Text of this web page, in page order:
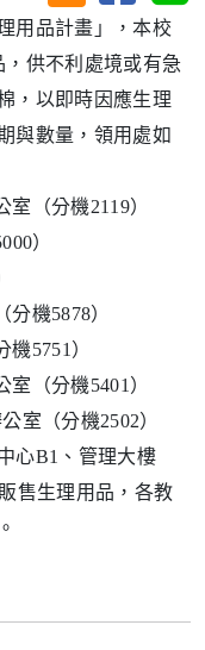
用品計畫」，本校
，供不利處境或有急
，以即時因應生理
與數量，領用處如
（分機2119）
）
機5878）
5751）
（分機5401）
室（分機2502）
心B1、管理大樓
售生理用品，各教